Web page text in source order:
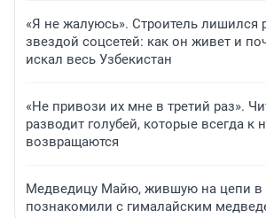
«Я не жалуюсь». Строитель лишился
звездой соцсетей: как он живет и
искал весь Узбекистан
«Не привози их мне в третий раз».
разводит голубей, которые всегда к
возвращаются
Медведицу Майю, жившую на цепи в
познакомили с гималайским